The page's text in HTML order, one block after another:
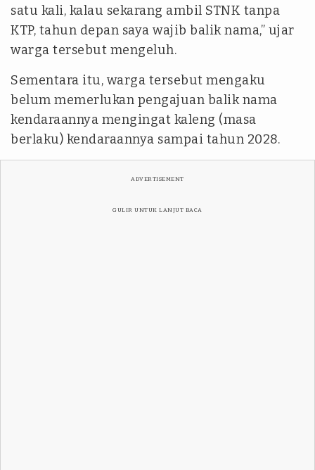
satu kali, kalau sekarang ambil STNK tanpa
KTP, tahun depan saya wajib balik nama,” ujar
warga tersebut mengeluh.
Sementara itu, warga tersebut mengaku
belum memerlukan pengajuan balik nama
kendaraannya mengingat kaleng (masa
berlaku) kendaraannya sampai tahun 2028.
ADVERTISEMENT
GULIR UNTUK LANJUT BACA